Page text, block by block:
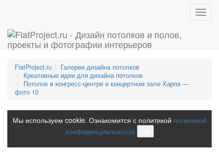
FlatProject.ru
Галереи дизайна потолков
Креативные идеи для дизайна потолков
Потолок в конгресс-центре и концертном зале Харпа —
фото 10
Мы используем cookie. Ознакомится с политикой политикой
конфиденциальности